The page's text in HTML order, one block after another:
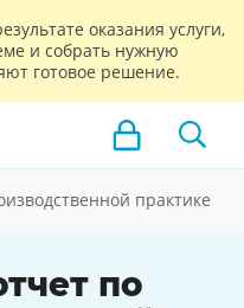
оказания услуги,
и собрать нужную
готовое решение.
практике
по